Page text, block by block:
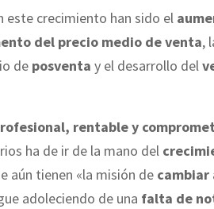
crecimiento han sido el
del precio medio de venta,
de posventa y el desarrollo del
rentable y
ha de ir de la mano del
aún tienen «la misión de cambiar
adoleciendo de una falta de